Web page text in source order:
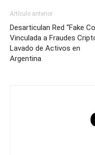
Artículo anterior
Desarticulan Red “Fake
Vinculada a Fraudes
Lavado de Activos en
Argentina